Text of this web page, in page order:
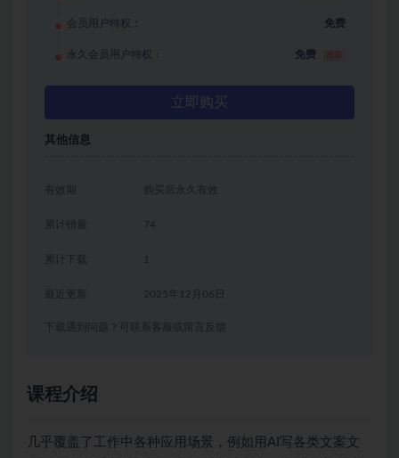
会员用户特权： 免费
永久会员用户特权： 免费
立即购买
其他信息
有效期 购买后永久有效
累计销量 74
累计下载 1
2025年12月06日
下载遇到问题？可联系客服或留言反馈
课程介绍
几乎覆盖了工作中各种应用场景，例如用AI写各类文案文